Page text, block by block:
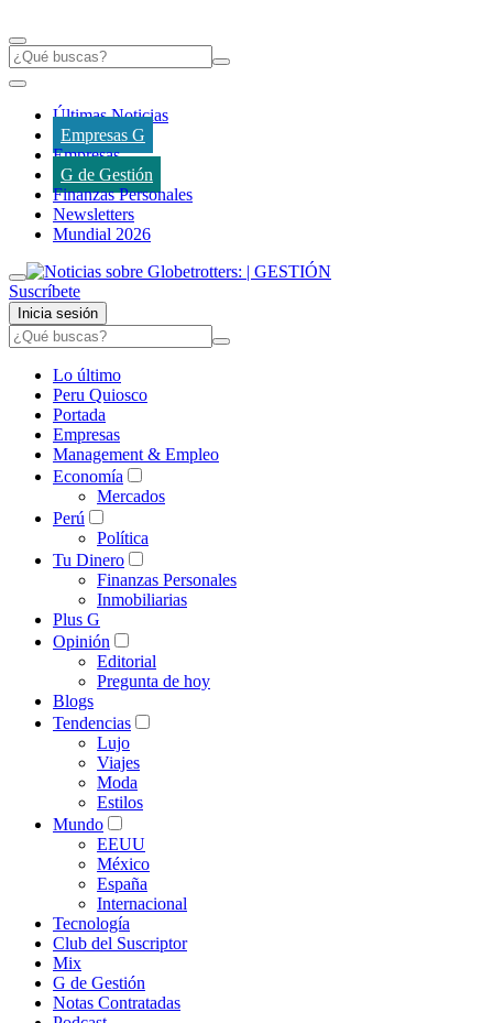
Últimas Noticias
Empresas G
Empresas
G de Gestión
Finanzas Personales
Newsletters
Mundial 2026
Suscríbete
Inicia sesión
Lo último
Peru Quiosco
Portada
Empresas
Management & Empleo
Economía
Mercados
Perú
Política
Tu Dinero
Finanzas Personales
Inmobiliarias
Plus G
Opinión
Editorial
Pregunta de hoy
Blogs
Tendencias
Lujo
Viajes
Moda
Estilos
Mundo
EEUU
México
España
Internacional
Tecnología
Club del Suscriptor
Mix
G de Gestión
Notas Contratadas